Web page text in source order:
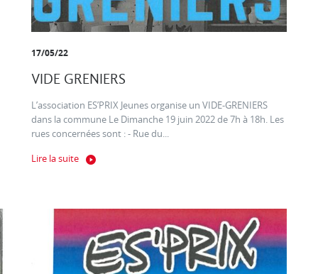
17/05/22
VIDE GRENIERS
L’association ES’PRIX Jeunes organise un VIDE-GRENIERS
dans la commune Le Dimanche 19 juin 2022 de 7h à 18h. Les
rues concernées sont : - Rue du...
Lire la suite